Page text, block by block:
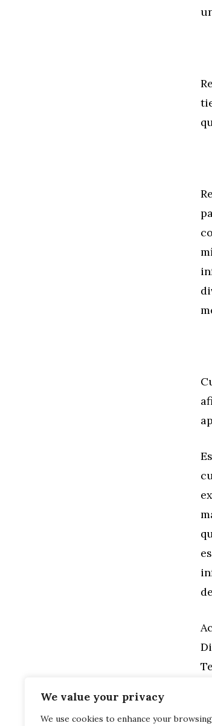
We value your privacy
We use cookies to enhance your